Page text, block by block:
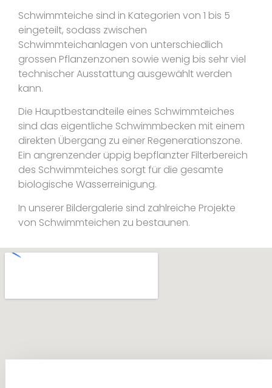
Schwimmteiche sind in Kategorien von 1 bis 5
eingeteilt, sodass zwischen
Schwimmteichanlagen von unterschiedlich
grossen Pflanzenzonen sowie wenig bis sehr viel
technischer Ausstattung ausgewählt werden
kann.
Die Hauptbestandteile eines Schwimmteiches
sind das eigentliche Schwimmbecken mit einem
direkten Übergang zu einer Regenerationszone.
Ein angrenzender üppig bepflanzter Filterbereich
des Schwimmteiches sorgt für die gesamte
biologische Wasserreinigung.
In unserer Bildergalerie sind zahlreiche Projekte
von Schwimmteichen zu bestaunen.